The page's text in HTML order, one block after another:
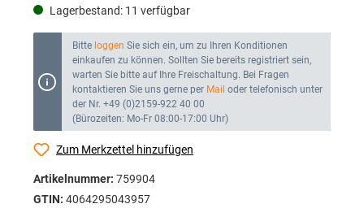
Lagerbestand: 11 verfügbar
Bitte loggen Sie sich ein, um zu Ihren Konditionen
einkaufen zu können. Sollten Sie bereits registriert sein,
warten Sie bitte auf Ihre Freischaltung. Bei Fragen
kontaktieren Sie uns gerne per Mail oder telefonisch unter
der Nr. +49 (0)2159-922 40 00
(Bürozeiten: Mo-Fr 08:00-17:00 Uhr)
Zum Merkzettel hinzufügen
Artikelnummer: 759904
GTIN: 4064295043957